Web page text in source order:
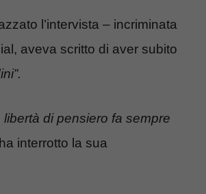
l’intervista – incriminata
aveva scritto di aver subito
libertà di pensiero fa sempre
interrotto la sua